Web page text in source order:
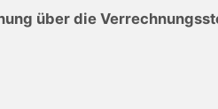
über die